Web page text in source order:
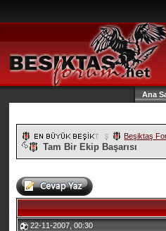
Ana
Beşiktaş
Tam Bir Ekip Başarısı
22-11-2007, 00:30